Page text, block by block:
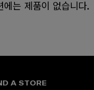
에는 제품이 없습니다.
A STORE